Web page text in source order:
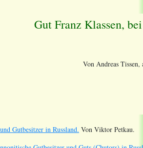
Gut Franz Klassen,
Von Andreas Tissen,
Gutbesitzer in Russland. Von Viktor Petkau.